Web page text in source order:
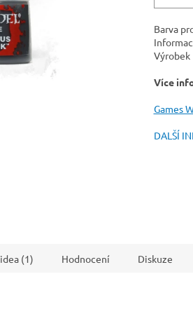
Barva
Výrobek
Více
Games
DALŠÍ
(1) Hodnocení Diskuze